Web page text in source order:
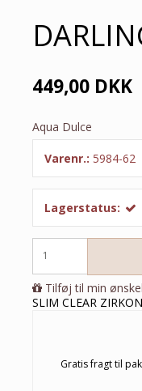
449,00 DKK
Aqua Dulce
Varenr.: 5984-62
Lagerstatus:
Tilføj til min
SLIM CLEAR
Gratis fragt til